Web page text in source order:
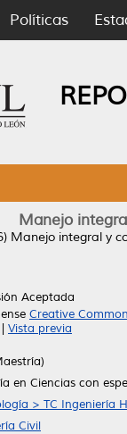
Políticas
Manejo
Manejo integral y
Aceptada
Creative
Vista previa
en Ciencias con
> TC Ingeniería
Civil